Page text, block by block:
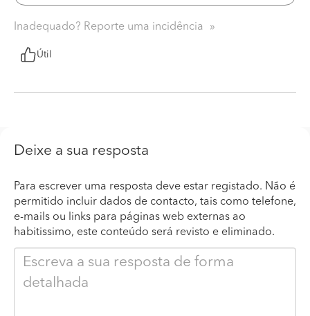
Inadequado? Reporte uma incidência
Útil
Deixe a sua resposta
Para escrever uma resposta deve estar registado. Não é
permitido incluir dados de contacto, tais como telefone,
e-mails ou links para páginas web externas ao
habitissimo, este conteúdo será revisto e eliminado.